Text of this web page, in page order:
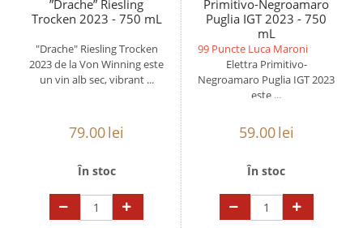
”Drache” Riesling
Trocken 2023 - 750 mL
"Drache" Riesling Trocken
2023 de la Von Winning este
un vin alb sec, vibrant ...
79.00lei
În stoc
Primitivo-Negroamaro
Puglia IGT 2023 - 750
mL
99 Puncte Luca Maroni
Elettra Primitivo-
Negroamaro Puglia IGT 2023
este ...
59.00lei
În stoc